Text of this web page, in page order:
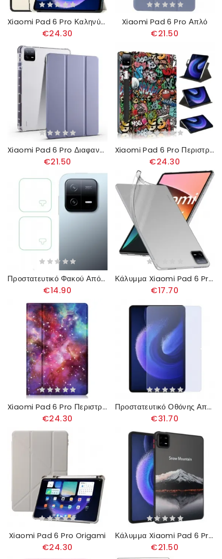
Xiaomi Pad 6 Pro Καληνύχτα
€24.30
Xiaomi Pad 6 Pro Απλό
€21.50
Xiaomi Pad 6 Pro Διαφανής Πλάτη Και Βάση Γραφίδας
€21.50
Xiaomi Pad 6 Pro Περιστρεφόμενη Θήκη Γραφίδας Γκράφιτι
€24.30
Προστατευτικό Φακού Από Σκληρυμένο Γυαλί Για Xiaomi Pad 6 / 6 Pro
€14.90
Κάλυμμα Xiaomi Pad 6 Pro Διαφανές
€17.70
Xiaomi Pad 6 Pro Περιστρεφόμενη Βάση Γραφίδας Galaxy
€24.30
Προστατευτικό Οθόνης Από Σκληρυμένο Γυαλί Nillkin Anti-blue Light Για Xiaomi Pad 6 / 6 Pro
€31.70
Xiaomi Pad 6 Pro Origami
€24.30
Κάλυμμα Xiaomi Pad 6 Pro Χιονισμένο Βουνό
€21.50